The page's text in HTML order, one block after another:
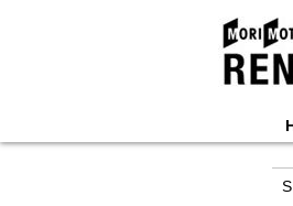
モリモトレン